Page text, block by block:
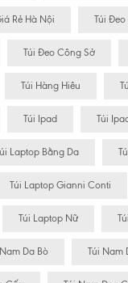
Rẻ Hà Nội Túi
Túi Đeo Công Sở
Túi Hàng Hiêu
Túi Ipad Túi
Laptop Bằng Da
Túi Laptop Gianni Conti
Túi Laptop Nữ
Da Bò Túi Nam